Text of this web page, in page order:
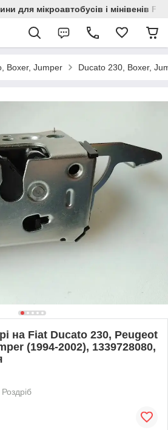
для мікроавтобусів і мінівенів
Boxer, Jumper Ducato 230, Boxer,
на Fiat Ducato 230, Peugeot
(1994-2002), 1339728080,
Роздріб